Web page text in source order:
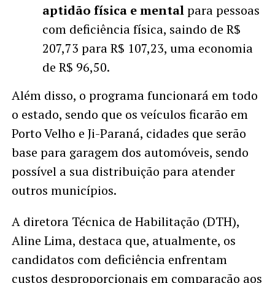
aptidão física e mentalpara pessoas
com deficiência física, saindo de R$
207,73 para R$ 107,23, uma economia
de R$ 96,50.
Além disso, o programa funcionará em todo
o estado, sendo que os veículos ficarão em
Porto Velho e Ji-Paraná, cidades que serão
base para garagem dos automóveis, sendo
possível a sua distribuição para atender
outros municípios.
A diretora Técnica de Habilitação (DTH),
Aline Lima, destaca que, atualmente, os
candidatos com deficiência enfrentam
custos desproporcionais em comparação aos